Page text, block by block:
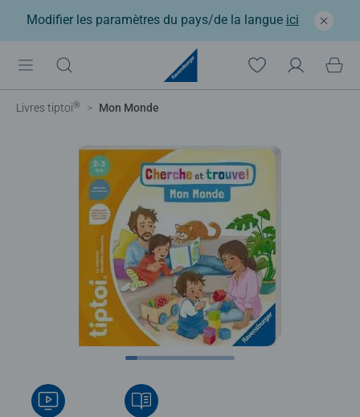
Modifier les paramètres du pays/de la langue ici
Livres tiptoi® Mon Monde